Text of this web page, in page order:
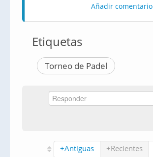
Añadir comentario
Etiquetas
Torneo de Padel
+Antiguas +Recientes